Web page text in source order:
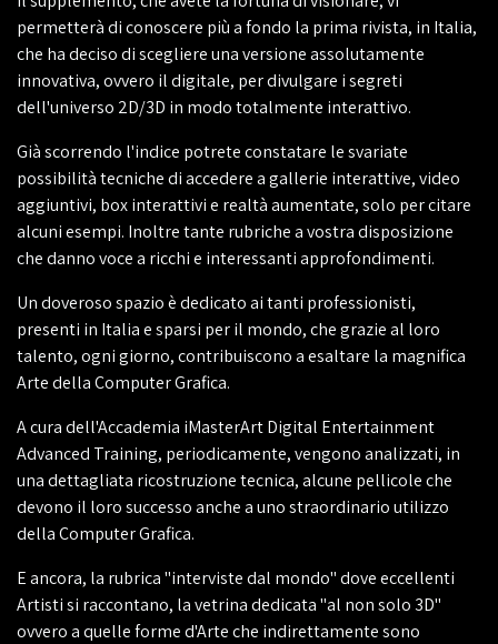
permetterà di conoscere più a fondo la prima rivista, in Italia,
che ha deciso di scegliere una versione assolutamente
innovativa, ovvero il digitale, per divulgare i segreti
dell'universo 2D/3D in modo totalmente interattivo.
Già scorrendo l'indice potrete constatare le svariate
possibilità tecniche di accedere a gallerie interattive, video
aggiuntivi, box interattivi e realtà aumentate, solo per citare
alcuni esempi. Inoltre tante rubriche a vostra disposizione
che danno voce a ricchi e interessanti approfondimenti.
Un doveroso spazio è dedicato ai tanti professionisti,
presenti in Italia e sparsi per il mondo, che grazie al loro
talento, ogni giorno, contribuiscono a esaltare la magnifica
Arte della Computer Grafica.
A cura dell'Accademia iMasterArt Digital Entertainment
Advanced Training, periodicamente, vengono analizzati, in
una dettagliata ricostruzione tecnica, alcune pellicole che
devono il loro successo anche a uno straordinario utilizzo
della Computer Grafica.
E ancora, la rubrica "interviste dal mondo" dove eccellenti
Artisti si raccontano, la vetrina dedicata "al non solo 3D"
ovvero a quelle forme d'Arte che indirettamente sono